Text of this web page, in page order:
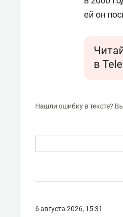
ей он
в
Нашли ошибку в тексте?
6 августа 2026, 15:31